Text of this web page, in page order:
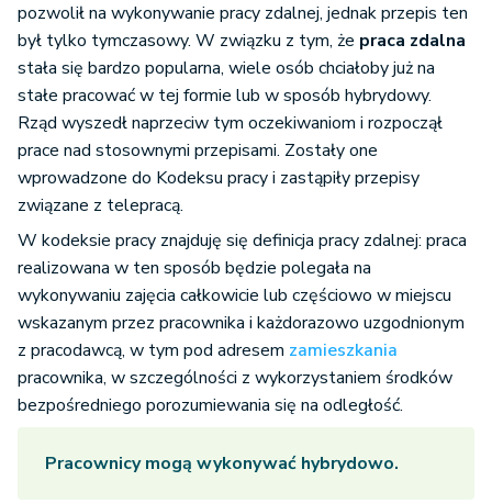
pozwolił na wykonywanie pracy zdalnej, jednak przepis ten
był tylko tymczasowy. W związku z tym, że praca zdalna
stała się bardzo popularna, wiele osób chciałoby już na
stałe pracować w tej formie lub w sposób hybrydowy.
Rząd wyszedł naprzeciw tym oczekiwaniom i rozpoczął
prace nad stosownymi przepisami. Zostały one
wprowadzone do Kodeksu pracy i zastąpiły przepisy
związane z telepracą.
W kodeksie pracy znajduję się definicja pracy zdalnej: praca
realizowana w ten sposób będzie polegała na
wykonywaniu zajęcia całkowicie lub częściowo w miejscu
wskazanym przez pracownika i każdorazowo uzgodnionym
z pracodawcą, w tym pod adresem zamieszkania
pracownika, w szczególności z wykorzystaniem środków
bezpośredniego porozumiewania się na odległość.
Pracownicy mogą wykonywać hybrydowo.